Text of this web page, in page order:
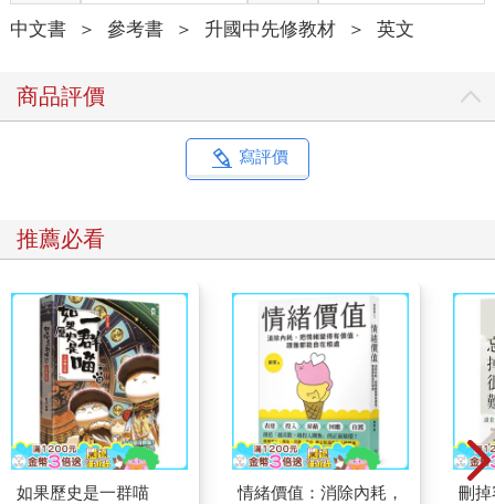
中文書 ＞ 參考書 ＞ 升國中先修教材 ＞ 英文
商品評價
寫評價
推薦必看
如果歷史是一群喵
情緒價值：消除內耗，
刪